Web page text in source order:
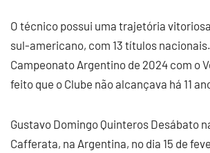
O técnico possui uma trajetória
sul-americano, com 13 títulos
Campeonato Argentino de 2024 com o
feito que o Clube não alcançava há 11
Gustavo Domingo Quinteros Desábato
Cafferata, na Argentina, no dia 15 de